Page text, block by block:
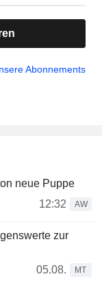
Abonnements
neue Puppe
12:32
AW
zur
05.08.
MT